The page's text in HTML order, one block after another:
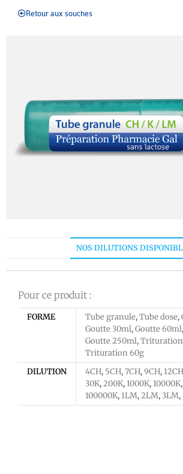
Retour aux souches
NOS DILUTIONS
Pour ce produit :
FORME Tube granule,Tube dose,
Goutte 30ml,Goutte 60ml,
Goutte 250ml,Trituration
Trituration 60g
DILUTION
4CH, 5CH,7CH,9CH,12CH
30K,200K,1000K,10000K,
100000K,1LM,2LM,3LM,